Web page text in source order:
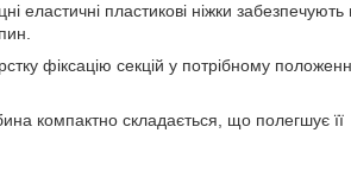
еластичні пластикові ніжки забезпечують
фіксацію секцій у потрібному
компактно складається, що полегшує її